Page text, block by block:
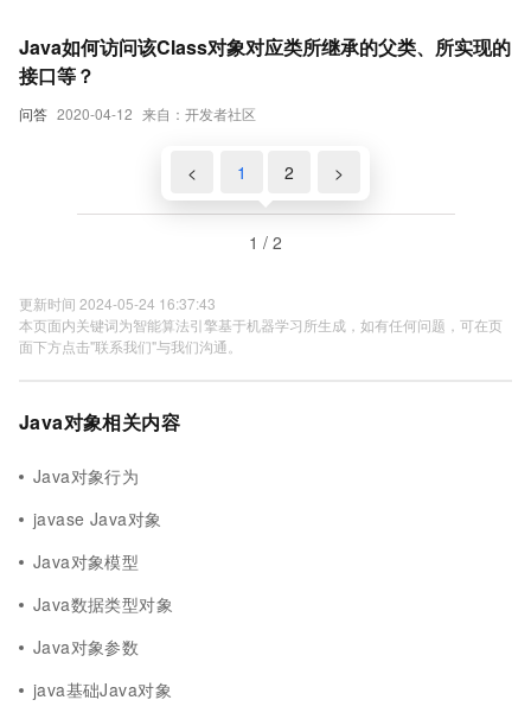
问答 2020-04-12 来自：开发者社区
Java如何访问该Class对象对应类所继承的父类、所实现的
接口等？
< 1 2 >
1 / 2
更新时间 2024-05-24 16:37:43
本页面内关键词为智能算法引擎基于机器学习所生成，如有任何问题，可在页
面下方点击"联系我们"与我们沟通。
Java对象相关内容
Java对象行为
javase Java对象
Java对象模型
Java数据类型对象
Java对象参数
java基础Java对象